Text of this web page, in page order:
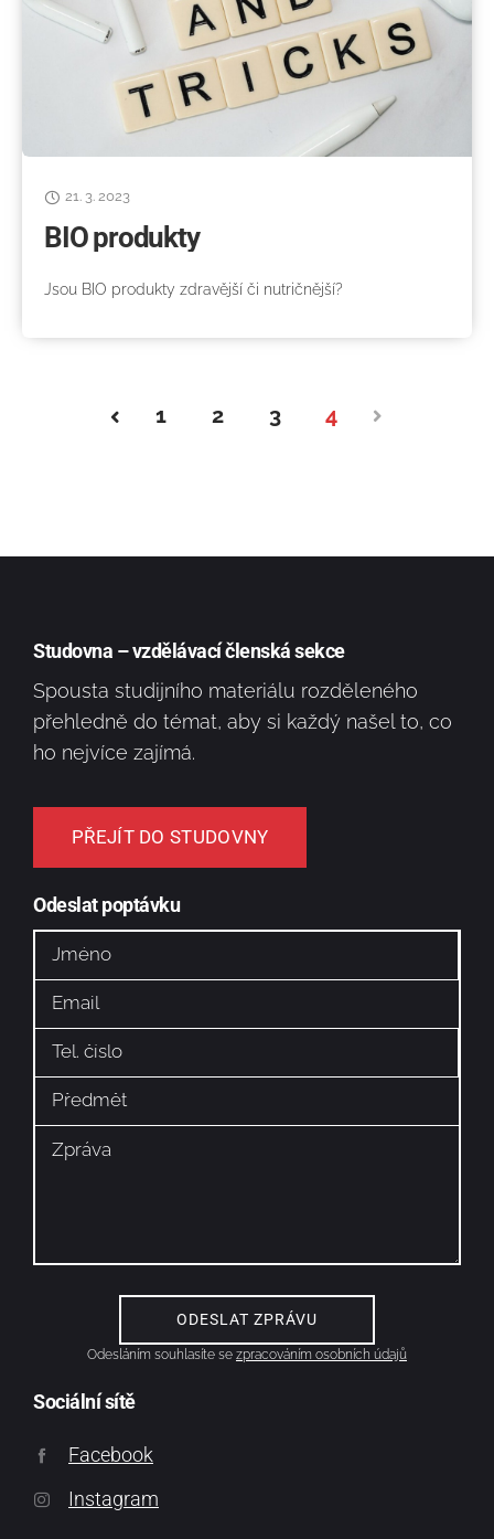
21. 3. 2023
BIO produkty
Jsou BIO produkty zdravější či nutričnější?
ZPĚT1 2 3 4 DALŠÍ
Studovna – vzdělávací členská sekce
Spousta studijního materiálu rozděleného
přehledně do témat, aby si každý našel to, co
ho nejvíce zajímá.
PŘEJÍT DO STUDOVNY
Odeslat poptávku
Odesláním souhlasíte se zpracováním osobních údajů
Sociální sítě
Facebook
Instagram